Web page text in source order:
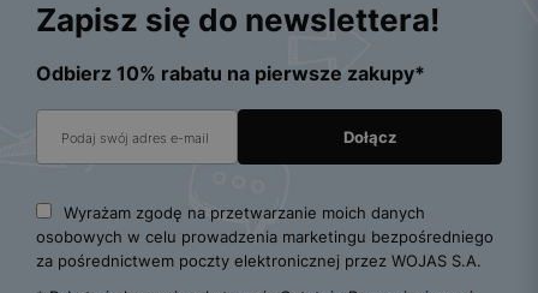
Zapisz się do newslettera!
Odbierz 10% rabatu na pierwsze zakupy*
Wyrażam zgodę na przetwarzanie moich danych
osobowych w celu prowadzenia marketingu bezpośredniego
za pośrednictwem poczty elektronicznej przez WOJAS S.A.